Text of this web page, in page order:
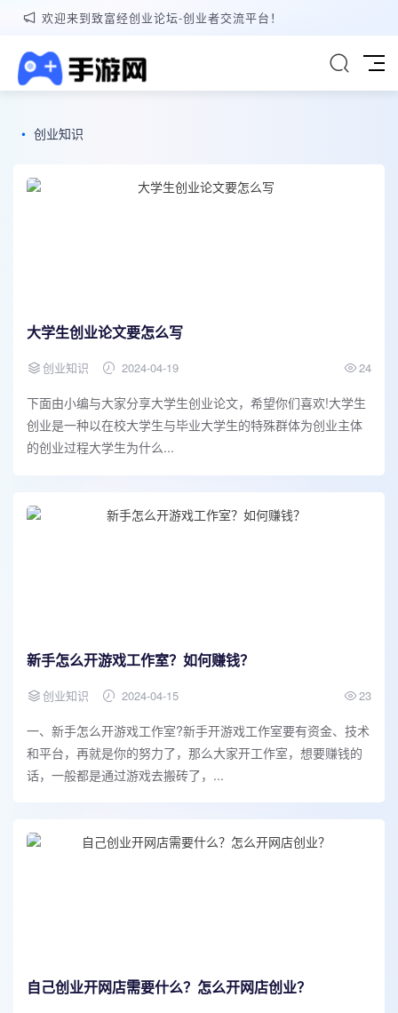
欢迎来到致富经创业论坛-创业者交流平台！
• 创业知识
大学生创业论文要怎么写
创业知识 2024-04-19 24
下面由小编与大家分享大学生创业论文，希望你们喜欢!大学生
创业是一种以在校大学生与毕业大学生的特殊群体为创业主体
的创业过程大学生为什么...
新手怎么开游戏工作室？如何赚钱？
创业知识 2024-04-15 23
一、新手怎么开游戏工作室?新手开游戏工作室要有资金、技术
和平台，再就是你的努力了，那么大家开工作室，想要赚钱的
话，一般都是通过游戏去搬砖了，...
自己创业开网店需要什么？怎么开网店创业？